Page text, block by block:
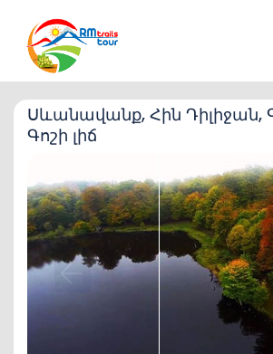
Սևանավանք, Հին Դիլիջան,
Գոշի լիճ